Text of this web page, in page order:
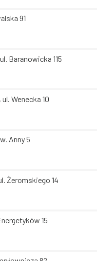
91
Baranowicka 115
Wenecka 10
Anny 5
Żeromskiego 14
15